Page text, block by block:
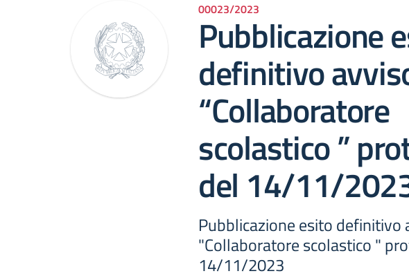
00023/2023
Pubblicazione
definitivo
“Collaboratore
scolastico ”
del 14/11/
Pubblicazione esito definitivo
"Collaboratore scolastico "
14/11/2023